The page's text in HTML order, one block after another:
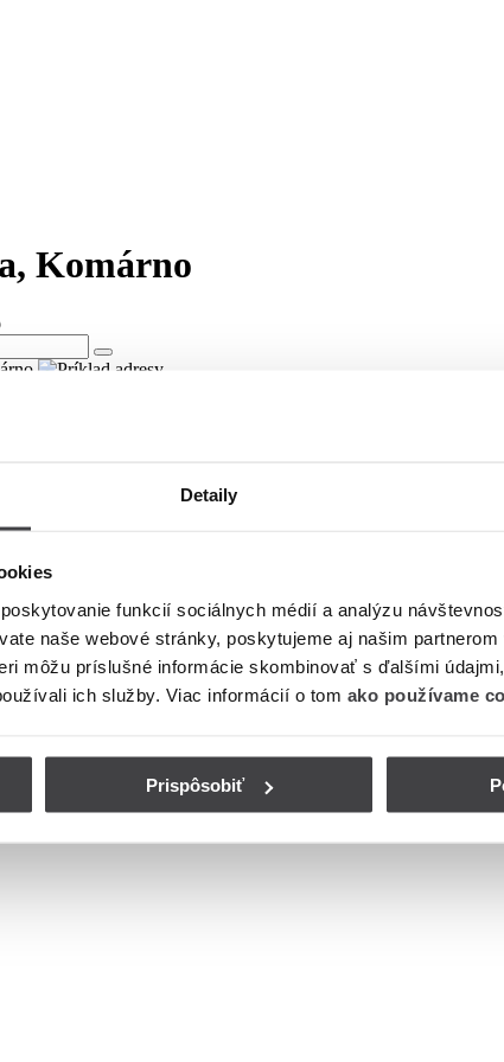
Detaily
funkcií sociálnych médií a analýzu
naše webové stránky, poskytujeme aj našim
môžu príslušné informácie skombinovať s ďalšími
ich služby. Viac informácií o tom ako používame
Prispôsobiť
Komárno
Komárno
cesta v meste Komárno.